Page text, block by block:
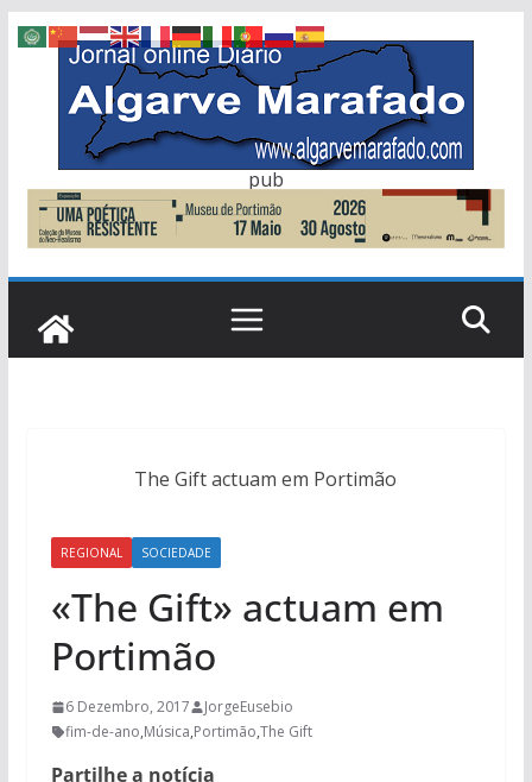
Skip
content
pub
The Gift actuam em Portimão
REGIONAL SOCIEDADE
«The Gift» actuam em
Portimão
6 Dezembro, 2017
JorgeEusebio
fim-de-ano,Música,Portimão,The Gift
Partilhe a notícia